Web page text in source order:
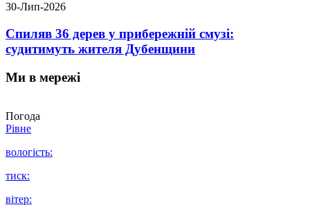
30-Лип-2026
Спиляв 36 дерев у прибережній смузі:
судитимуть жителя Дубенщини
Ми в мережі
Погода
Рівне
вологість:
тиск:
вітер: